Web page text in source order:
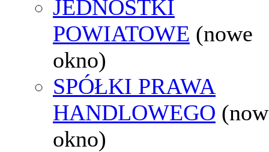
JEDNOSTKI
POWIATOWE (nowe
okno)
SPÓŁKI PRAWA
HANDLOWEGO
okno)